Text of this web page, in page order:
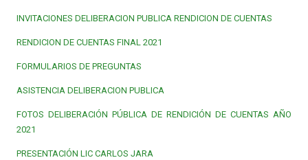
INVITACIONES DELIBERACION PUBLICA RENDICION DE CUENTAS
RENDICION DE CUENTAS FINAL 2021
FORMULARIOS DE PREGUNTAS
ASISTENCIA DELIBERACION PUBLICA
FOTOS DELIBERACIÓN PÚBLICA DE RENDICIÓN DE CUENTAS AÑO
2021
PRESENTACIÓN LIC CARLOS JARA